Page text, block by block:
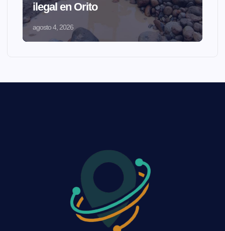
ilegal en Orito
agosto 4, 2026